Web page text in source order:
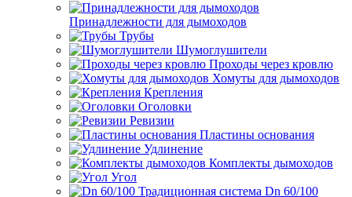
Принадлежности для дымоходов
Трубы
Шумоглушители
Проходы через кровлю
Хомуты для дымоходов
Крепления
Оголовки
Ревизии
Пластины основания
Удлинение
Комплекты дымоходов
Угол
Dn 60/100